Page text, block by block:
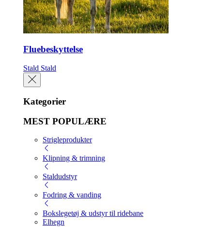
Fluebeskyttelse
Stald Stald
Kategorier
MEST POPULÆRE
Strigleprodukter
Klipning & trimning
Staldudstyr
Fodring & vanding
Bokslegetøj & udstyr til ridebane
Elhegn